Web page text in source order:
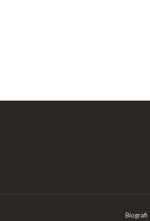
Biografi